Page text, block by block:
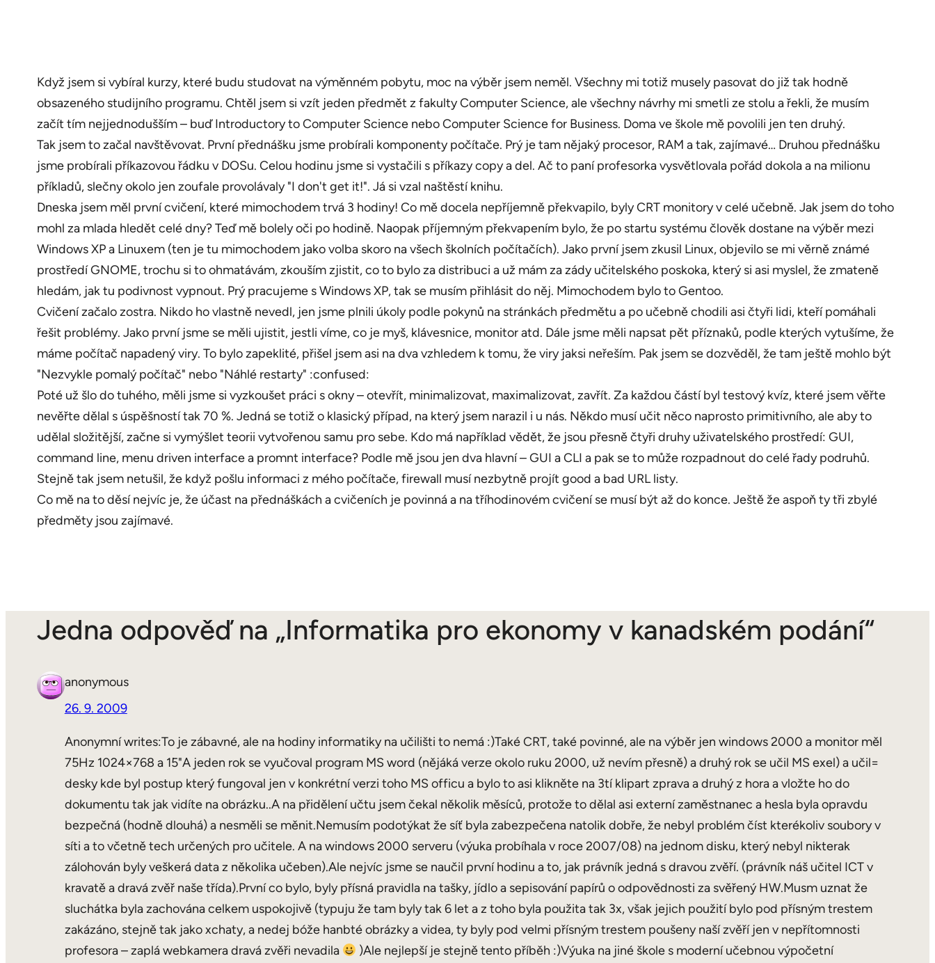
Když jsem si vybíral kurzy, které budu studovat na výměnném pobytu, moc na výběr jsem neměl. Všechny mi totiž musely pasovat do již tak hodně
obsazeného studijního programu. Chtěl jsem si vzít jeden předmět z fakulty Computer Science, ale všechny návrhy mi smetli ze stolu a řekli, že musím
začít tím nejjednodušším – buď Introductory to Computer Science nebo Computer Science for Business. Doma ve škole mě povolili jen ten druhý.
Tak jsem to začal navštěvovat. První přednášku jsme probírali komponenty počítače. Prý je tam nějaký procesor, RAM a tak, zajímavé… Druhou přednášku
jsme probírali příkazovou řádku v DOSu. Celou hodinu jsme si vystačili s příkazy copy a del. Ač to paní profesorka vysvětlovala pořád dokola a na milionu
příkladů, slečny okolo jen zoufale provolávaly "I don't get it!". Já si vzal naštěstí knihu.
Dneska jsem měl první cvičení, které mimochodem trvá 3 hodiny! Co mě docela nepříjemně překvapilo, byly CRT monitory v celé učebně. Jak jsem do toho
mohl za mlada hledět celé dny? Teď mě bolely oči po hodině. Naopak příjemným překvapením bylo, že po startu systému člověk dostane na výběr mezi
Windows XP a Linuxem (ten je tu mimochodem jako volba skoro na všech školních počítačích). Jako první jsem zkusil Linux, objevilo se mi věrně známé
prostředí GNOME, trochu si to ohmatávám, zkouším zjistit, co to bylo za distribuci a už mám za zády učitelského poskoka, který si asi myslel, že zmateně
hledám, jak tu podivnost vypnout. Prý pracujeme s Windows XP, tak se musím přihlásit do něj. Mimochodem bylo to Gentoo.
Cvičení začalo zostra. Nikdo ho vlastně nevedl, jen jsme plnili úkoly podle pokynů na stránkách předmětu a po učebně chodili asi čtyři lidi, kteří pomáhali
řešit problémy. Jako první jsme se měli ujistit, jestli víme, co je myš, klávesnice, monitor atd. Dále jsme měli napsat pět příznaků, podle kterých vytušíme, že
máme počítač napadený viry. To bylo zapeklité, přišel jsem asi na dva vzhledem k tomu, že viry jaksi neřeším. Pak jsem se dozvěděl, že tam ještě mohlo být
"Nezvykle pomalý počítač" nebo "Náhlé restarty" :confused:
Poté už šlo do tuhého, měli jsme si vyzkoušet práci s okny – otevřít, minimalizovat, maximalizovat, zavřít. Za každou částí byl testový kvíz, které jsem věřte
nevěřte dělal s úspěšností tak 70 %. Jedná se totiž o klasický případ, na který jsem narazil i u nás. Někdo musí učit něco naprosto primitivního, ale aby to
udělal složitější, začne si vymýšlet teorii vytvořenou samu pro sebe. Kdo má například vědět, že jsou přesně čtyři druhy uživatelského prostředí: GUI,
command line, menu driven interface a promnt interface? Podle mě jsou jen dva hlavní – GUI a CLI a pak se to může rozpadnout do celé řady podruhů.
Stejně tak jsem netušil, že když pošlu informaci z mého počítače, firewall musí nezbytně projít good a bad URL listy.
Co mě na to děsí nejvíc je, že účast na přednáškách a cvičeních je povinná a na tříhodinovém cvičení se musí být až do konce. Ještě že aspoň ty tři zbylé
předměty jsou zajímavé.
Jedna odpověď na „Informatika pro ekonomy v kanadském podání“
anonymous
26. 9. 2009
Anonymní writes:To je zábavné, ale na hodiny informatiky na učilišti to nemá :)Také CRT, také povinné, ale na výběr jen windows 2000 a monitor měl
75Hz 1024×768 a 15"A jeden rok se vyučoval program MS word (nějáká verze okolo ruku 2000, už nevím přesně) a druhý rok se učil MS exel) a učil=
desky kde byl postup který fungoval jen v konkrétní verzi toho MS officu a bylo to asi klikněte na 3tí klipart zprava a druhý z hora a vložte ho do
dokumentu tak jak vidíte na obrázku..A na přidělení učtu jsem čekal několik měsíců, protože to dělal asi externí zaměstnanec a hesla byla opravdu
bezpečná (hodně dlouhá) a nesměli se měnit.Nemusím podotýkat že síť byla zabezpečena natolik dobře, že nebyl problém číst kterékoliv soubory v
síti a to včetně tech určených pro učitele. A na windows 2000 serveru (výuka probíhala v roce 2007/08) na jednom disku, který nebyl nikterak
zálohován byly veškerá data z několika učeben).Ale nejvíc jsme se naučil první hodinu a to, jak právník jedná s dravou zvěří. (právník náš učitel ICT v
kravatě a dravá zvěř naše třída).První co bylo, byly přísná pravidla na tašky, jídlo a sepisování papírů o odpovědnosti za svěřený HW.Musm uznat že
sluchátka byla zachována celkem uspokojivě (typuju že tam byly tak 6 let a z toho byla použita tak 3x, však jejich použití bylo pod přísným trestem
zakázáno, stejně tak jako xchaty, a nedej bóže hanbté obrázky a videa, ty byly pod velmi přísným trestem poušeny naší zvěří jen v nepřítomnosti
profesora – zaplá webkamera dravá zvěři nevadila
)Ale nejlepší je stejně tento příběh :)Výuka na jiné škole s moderní učebnou výpočetní